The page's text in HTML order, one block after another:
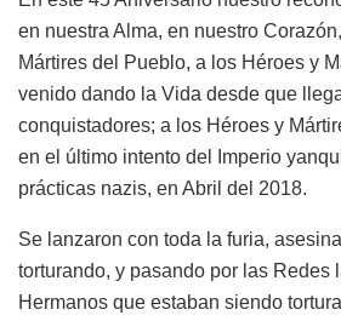
en nuestra Alma, en nuestro
Mártires del Pueblo, a los Héroes y
venido dando la Vida desde que
conquistadores; a los Héroes y
en el último intento del Imperio
prácticas nazis, en Abril del 2018.
Se lanzaron con toda la furia,
torturando, y pasando por las Redes
Hermanos que estaban siendo